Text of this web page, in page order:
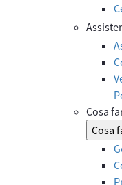
Cosa
Cosa